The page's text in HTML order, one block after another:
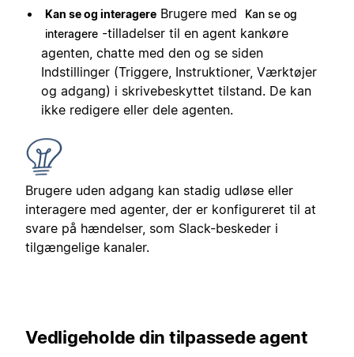
Kan se og interagere Brugere med
Kan se og
interagere -tilladelser til en agent kankøre
agenten, chatte med den og se siden
Indstillinger (Triggere, Instruktioner, Værktøjer
og adgang) i skrivebeskyttet tilstand. De kan
ikke redigere eller dele agenten.
Brugere uden adgang kan stadig udløse eller
interagere med agenter, der er konfigureret til at
svare på hændelser, som Slack-beskeder i
tilgængelige kanaler.
Vedligeholde din tilpassede agent